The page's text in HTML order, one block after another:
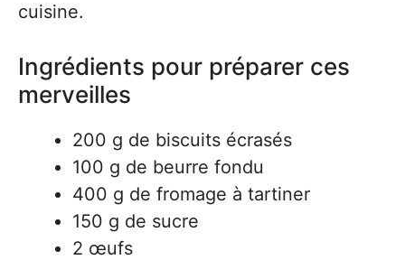
cuisine.
Ingrédients pour préparer ces
merveilles
200 g de biscuits écrasés
100 g de beurre fondu
400 g de fromage à tartiner
150 g de sucre
2 œufs